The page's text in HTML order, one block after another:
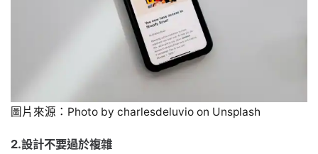
圖片來源：Photo by charlesdeluvio on Unsplash
2.設計不要過於複雜